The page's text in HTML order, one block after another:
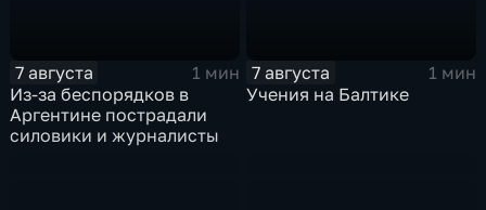
7 августа
1 мин
Из-за беспорядков в
Аргентине пострадали
силовики и журналисты
7 августа
1 мин
Учения на Балтике